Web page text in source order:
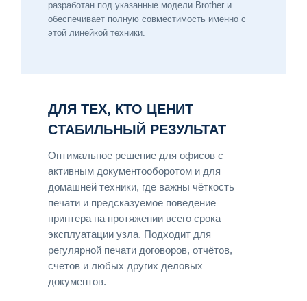
разработан под указанные модели Brother и
обеспечивает полную совместимость именно с
этой линейкой техники.
ДЛЯ ТЕХ, КТО ЦЕНИТ
СТАБИЛЬНЫЙ РЕЗУЛЬТАТ
Оптимальное решение для офисов с
активным документооборотом и для
домашней техники, где важны чёткость
печати и предсказуемое поведение
принтера на протяжении всего срока
эксплуатации узла. Подходит для
регулярной печати договоров, отчётов,
счетов и любых других деловых
документов.